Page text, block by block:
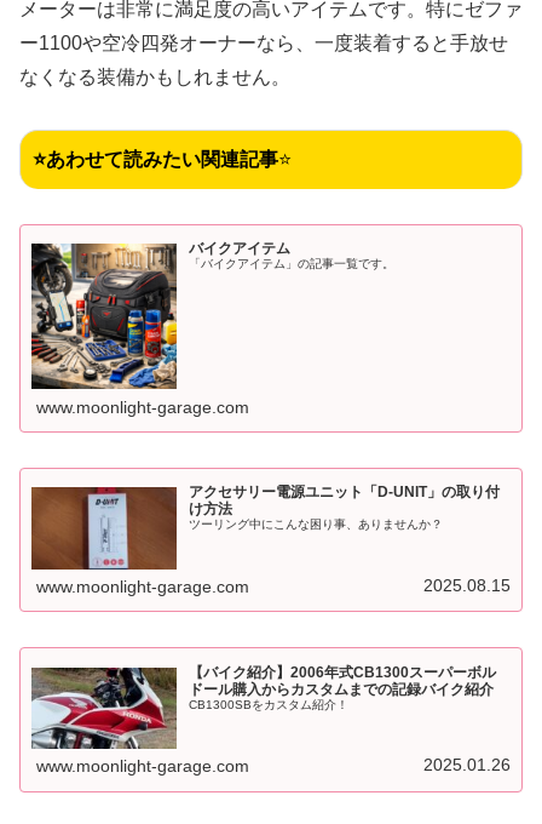
メーターは非常に満足度の高いアイテムです。特にゼファ
ー1100や空冷四発オーナーなら、一度装着すると手放せ
なくなる装備かもしれません。
⭐あわせて読みたい関連記事⭐
バイクアイテム
「バイクアイテム」の記事一覧です。
www.moonlight-garage.com
アクセサリー電源ユニット「D-UNIT」の取り付
け方法
ツーリング中にこんな困り事、ありませんか？
www.moonlight-garage.com 2025.08.15
【バイク紹介】2006年式CB1300スーパーボル
ドール購入からカスタムまでの記録バイク紹介
CB1300SBをカスタム紹介！
www.moonlight-garage.com 2025.01.26